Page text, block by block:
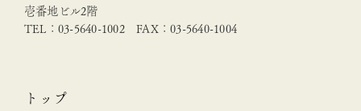
壱番地ビル2階
TEL：03-5640-1002 FAX：03-5640-1004
トップ